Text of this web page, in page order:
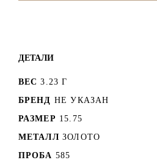
ДЕТАЛИ
ВЕС 3.23 Г
БРЕНД НЕ УКАЗАН
РАЗМЕР 15.75
МЕТАЛЛ ЗОЛОТО
ПРОБА 585